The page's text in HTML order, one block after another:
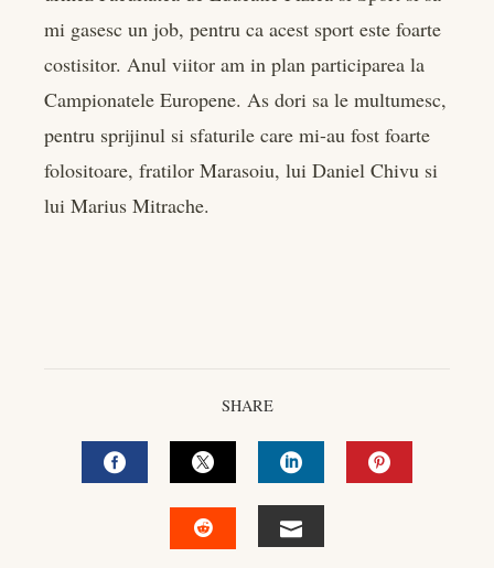
mi gasesc un job, pentru ca acest sport este foarte
costisitor. Anul viitor am in plan participarea la
Campionatele Europene. As dori sa le multumesc,
pentru sprijinul si sfaturile care mi-au fost foarte
folositoare, fratilor Marasoiu, lui Daniel Chivu si
lui Marius Mitrache.
SHARE
FACEBOOKTWITTERLINKEDIN